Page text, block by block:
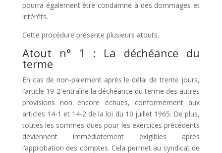
pourra également être condamné à des dommages et
intérêts.
Cette procédure présente plusieurs atouts.
Atout n° 1 : La déchéance du
terme
En cas de non-paiement après le délai de trente jours,
l’article 19-2 entraîne la déchéance du terme des autres
provisions non encore échues, conformément aux
articles 14-1 et 14-2 de la loi du 10 juillet 1965. De plus,
toutes les sommes dues pour les exercices précédents
deviennent immédiatement exigibles après
l’approbation des comptes. Cela permet au syndicat de